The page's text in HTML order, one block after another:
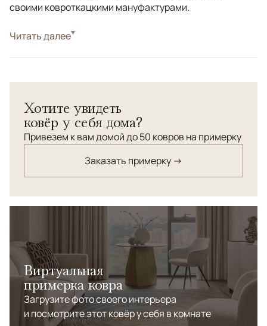
своими ковроткацкими мануфактурами.
СтильСовременные
Читать далее
Хотите увидеть
ковёр у себя дома?
Привезем к вам домой до 50 ковров на примерку
Заказать примерку →
Виртуальная
примерка ковра
Загрузите фото своего интерьера
и посмотрите этот ковёр у себя в комнате